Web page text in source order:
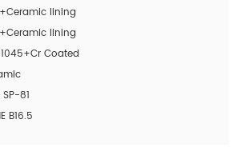
lining
lining
1045+Cr Coated
SP-81
B16.5